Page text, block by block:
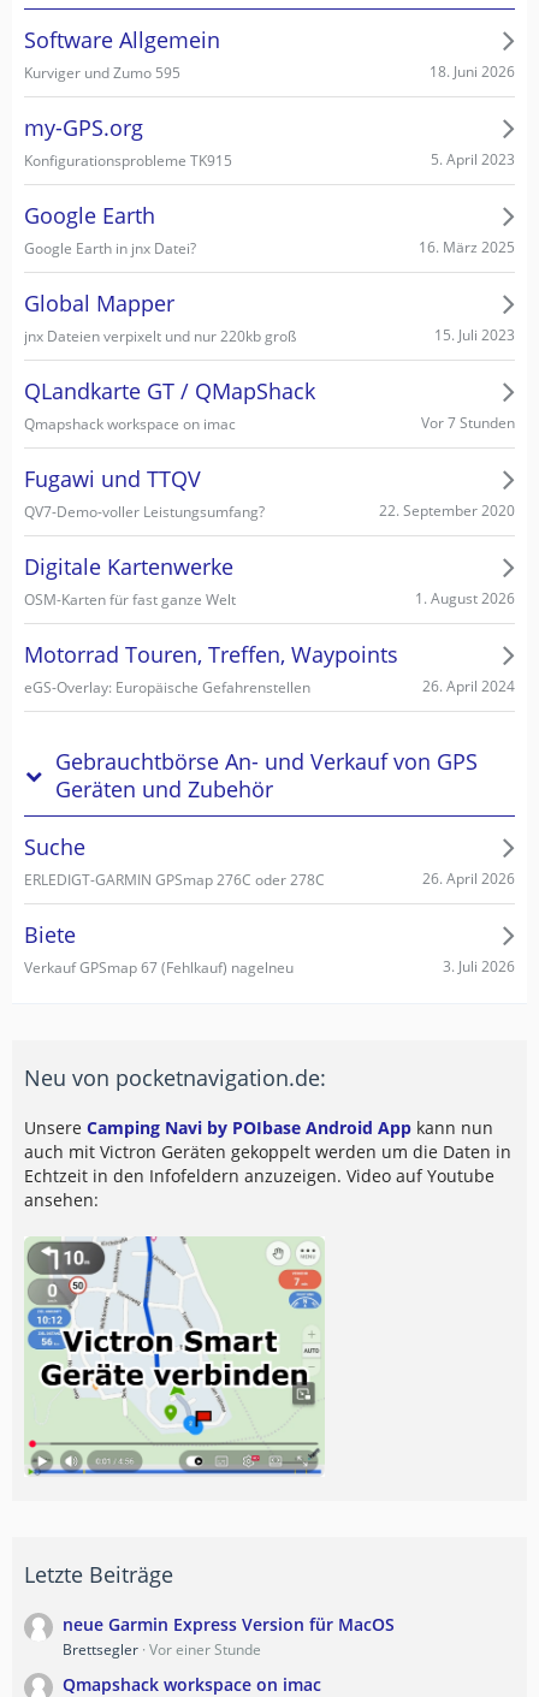
Software Allgemein
Kurviger und Zumo 595 18. Juni 2026
my-GPS.org
Konfigurationsprobleme TK915 5. April 2023
Google Earth
Google Earth in jnx Datei? 16. März 2025
Global Mapper
jnx Dateien verpixelt und nur 220kb groß 15. Juli 2023
QLandkarte GT / QMapShack
Qmapshack workspace on imac Vor 7 Stunden
Fugawi und TTQV
QV7-Demo-voller Leistungsumfang? 22. September 2020
Digitale Kartenwerke
OSM-Karten für fast ganze Welt 1. August 2026
Motorrad Touren, Treffen, Waypoints
eGS-Overlay: Europäische Gefahrenstellen 26. April 2024
Gebrauchtbörse An- und Verkauf von GPS
Geräten und Zubehör
Suche
ERLEDIGT-GARMIN GPSmap 276C oder 278C 26. April 2026
Biete
Verkauf GPSmap 67 (Fehlkauf) nagelneu 3. Juli 2026
Neu von pocketnavigation.de:
Unsere Camping Navi by POIbase Android App kann nun
auch mit Victron Geräten gekoppelt werden um die Daten in
Echtzeit in den Infofeldern anzuzeigen. Video auf Youtube
ansehen:
Letzte Beiträge
neue Garmin Express Version für MacOS
Brettsegler Vor einer Stunde
Qmapshack workspace on imac